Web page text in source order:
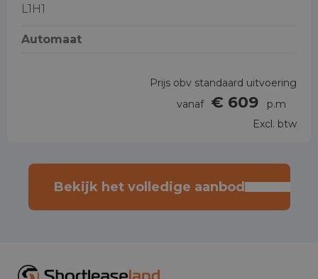
L1H1
Automaat
Prijs obv standaard uitvoering
vanaf € 609
p.m
Excl. btw
Bekijk het volledige aanbod